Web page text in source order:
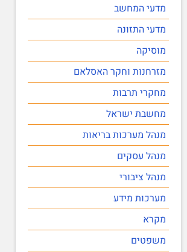
מדעי המחשב
מדעי התזונה
מוסיקה
מזרחנות וחקר האסלאם
מחקרי תרבות
מחשבת ישראל
מנהל מערכות בריאות
מנהל עסקים
מנהל ציבורי
מערכות מידע
מקרא
משפטים